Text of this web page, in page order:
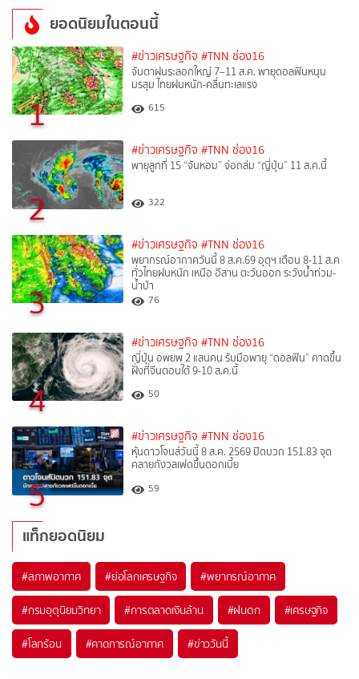
ยอดนิยมในตอนนี้
1
#ข่าวเศรษฐกิจ #TNN ช่อง16
จับตาฝนระลอกใหญ่ 7–11 ส.ค. พายุดอลฟินหนุน
มรสุม ไทยฝนหนัก-คลื่นทะเลแรง
615
2
#ข่าวเศรษฐกิจ #TNN ช่อง16
พายุลูกที่ 15 “จันหอม” จ่อถล่ม “ญี่ปุ่น” 11 ส.ค.นี้
322
3
#ข่าวเศรษฐกิจ #TNN ช่อง16
พยากรณ์อากาศวันนี้ 8 ส.ค.69 อุตุฯ เตือน 8-11 ส.ค
ทั่วไทยฝนหนัก เหนือ อีสาน ตะวันออก ระวังน้ำท่วม-
น้ำป่า
76
4
#ข่าวเศรษฐกิจ #TNN ช่อง16
ญี่ปุ่น อพยพ 2 แสนคน รับมือพายุ “ดอลฟิน” คาดขึ้น
ฝั่งที่จีนตอนใต้ 9-10 ส.ค.นี้
50
5
#ข่าวเศรษฐกิจ #TNN ช่อง16
หุ้นดาวโจนส์วันนี้ 8 ส.ค. 2569 ปิดบวก 151.83 จุด
คลายกังวลเฟดขึ้นดอกเบี้ย
59
แท็กยอดนิยม
#สภาพอากาศ #ย่อโลกเศรษฐกิจ #พยากรณ์อากาศ
#กรมอุตุนิยมวิทยา #การตลาดเงินล้าน #ฝนตก #เศรษฐกิจ
#โลกร้อน #คาดการณ์อากาศ #ข่าววันนี้